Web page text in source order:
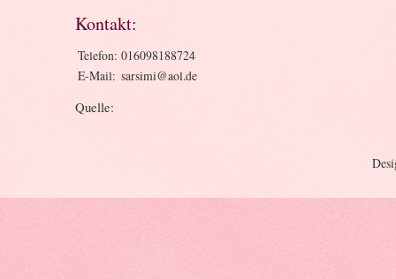
Kontakt:
Telefon: 016098188724
E-Mail: sarsimi@aol.de
Quelle: